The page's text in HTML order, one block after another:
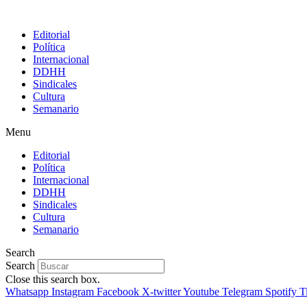
Editorial
Política
Internacional
DDHH
Sindicales
Cultura
Semanario
Menu
Editorial
Política
Internacional
DDHH
Sindicales
Cultura
Semanario
Search
Search
Close this search box.
Whatsapp Instagram Facebook X-twitterYoutube Telegram Spotify